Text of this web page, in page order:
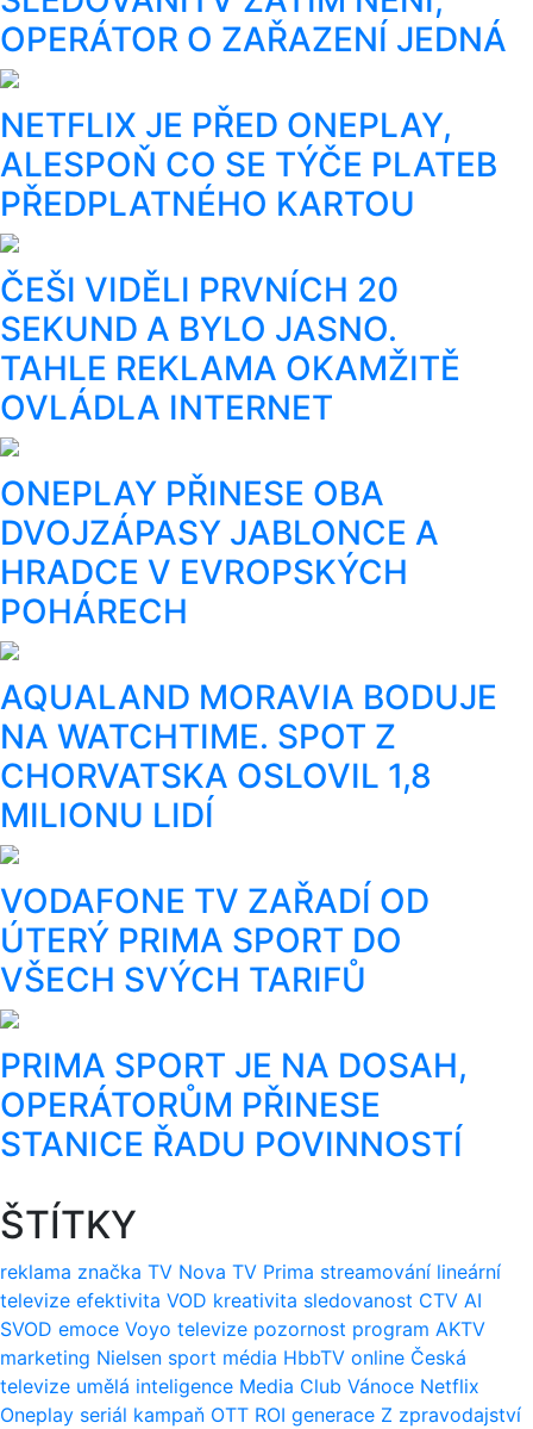
OPERÁTOR O ZAŘAZENÍ JEDNÁ
NETFLIX JE PŘED ONEPLAY,
ALESPOŇ CO SE TÝČE PLATEB
PŘEDPLATNÉHO KARTOU
ČEŠI VIDĚLI PRVNÍCH 20
SEKUND A BYLO JASNO.
TAHLE REKLAMA OKAMŽITĚ
OVLÁDLA INTERNET
ONEPLAY PŘINESE OBA
DVOJZÁPASY JABLONCE A
HRADCE V EVROPSKÝCH
POHÁRECH
AQUALAND MORAVIA BODUJE
NA WATCHTIME. SPOT Z
CHORVATSKA OSLOVIL 1,8
MILIONU LIDÍ
VODAFONE TV ZAŘADÍ OD
ÚTERÝ PRIMA SPORT DO
VŠECH SVÝCH TARIFŮ
PRIMA SPORT JE NA DOSAH,
OPERÁTORŮM PŘINESE
STANICE ŘADU POVINNOSTÍ
ŠTÍTKY
reklama značka TV Nova TV Prima streamování lineární
televize efektivita VOD kreativita sledovanost CTV AI
SVOD emoce Voyo televize pozornost program AKTV
marketing Nielsen sport média HbbTV online Česká
televize umělá inteligence Media Club Vánoce Netflix
Oneplay seriál kampaň OTT ROI generace Z zpravodajství